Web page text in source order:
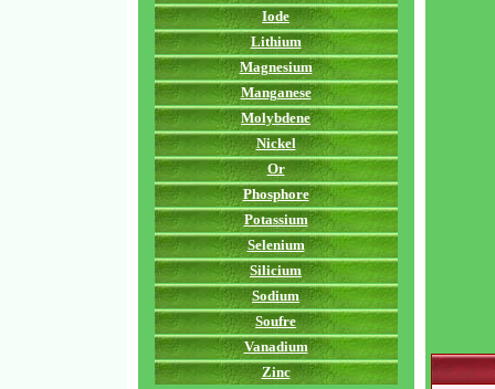
Iode
Lithium
Magnesium
Manganese
Molybdene
Nickel
Or
Phosphore
Potassium
Selenium
Silicium
Sodium
Soufre
Vanadium
Zinc